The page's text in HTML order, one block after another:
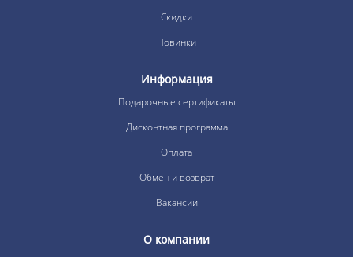
Скидки
Новинки
Информация
Подарочные сертификаты
Дисконтная программа
Оплата
Обмен и возврат
Вакансии
О компании